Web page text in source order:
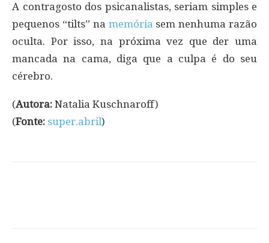
A contragosto dos psicanalistas, seriam simples e
pequenos “tilts” na memória sem nenhuma razão
oculta. Por isso, na próxima vez que der uma
mancada na cama, diga que a culpa é do seu
cérebro.
(Autora: Natalia Kuschnaroff)
(Fonte: super.abril)